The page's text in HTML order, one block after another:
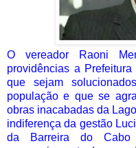
O vereador Raoni
providências a
que sejam
população e que se
obras inacabadas da
indiferença da gestão
da Barreira do Cabo